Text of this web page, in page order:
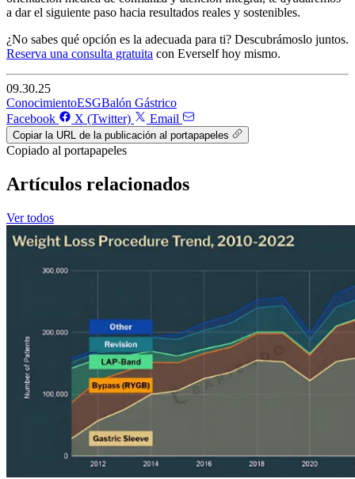
a dar el siguiente paso hacia resultados reales y sostenibles.
¿No sabes qué opción es la adecuada para ti? Descubrámoslo juntos.
Reserva una consulta gratuita con Everself hoy mismo.
09.30.25
ConocimientoESGBalón Gástrico
Facebook
X (Twitter) Email
Copiar la URL de la publicación al portapapeles
Copiado al portapapeles
Artículos relacionados
Ver todos